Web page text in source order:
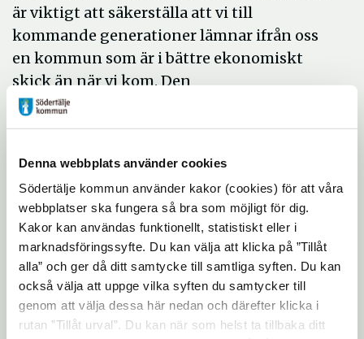
Denna webbplats använder cookies
Södertälje kommun använder kakor (cookies) för att våra
webbplatser ska fungera så bra som möjligt för dig.
Kakor kan användas funktionellt, statistiskt eller i
marknadsföringssyfte. Du kan välja att klicka på ”Tillåt
alla” och ger då ditt samtycke till samtliga syften. Du kan
också välja att uppge vilka syften du samtycker till
genom att välja dessa här nedan och därefter klicka i
rutan ”Tillåt urval”. Du kan när som helst ta tillbaka ditt
är viktigt att säkerställa att vi till
kommande generationer lämnar ifrån oss
en kommun som är i bättre ekonomiskt
skick än när vi kom. Den
störstautmaningen blir att minska
låneskulden, säger Camilla Broo.
Stadsdirektör Martin Andreae är nöjd med
utnämningen.
- Med Camilla Broo får vi en ekonomi- och
finansdirektör med mycket stor kompetens
och förmåga. Camilla har de senaste åren
varit delaktig i det arbete som lett till att
Södertäljes ekonomi radikalt förbättras. Nu